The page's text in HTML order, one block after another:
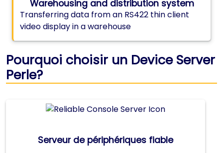
Warehousing and distribution system
Transferring data from an RS422 thin client
video display in a warehouse
Pourquoi choisir un Device Server
Perle?
Serveur de périphériques fiable